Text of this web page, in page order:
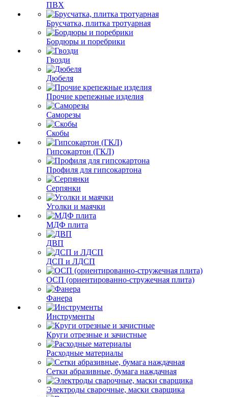
ПВХ
Брусчатка, плитка тротуарная
Бордюры и поребрики
Гвозди
Дюбеля
Прочие крепежные изделия
Саморезы
Скобы
Гипсокартон (ГКЛ)
Профиля для гипсокартона
Серпянки
Уголки и маячки
МДФ плита
ДВП
ДСП и ЛДСП
ОСП (ориентированно-стружечная плита)
Фанера
Инструменты
Круги отрезные и зачистные
Расходные материалы
Сетки абразивные, бумага наждачная
Электроды сварочные, маски сварщика